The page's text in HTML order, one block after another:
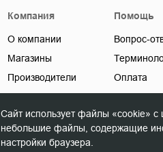
Компания
О компании
Магазины
Производители
Новости
Контакты
Помощь
Вопрос-
Оплата
Доставка
Карта
© Copyright 2026 ООО «Союз
Сайт использует файлы «cookie» с
небольшие файлы, содержащие
настройки браузера.